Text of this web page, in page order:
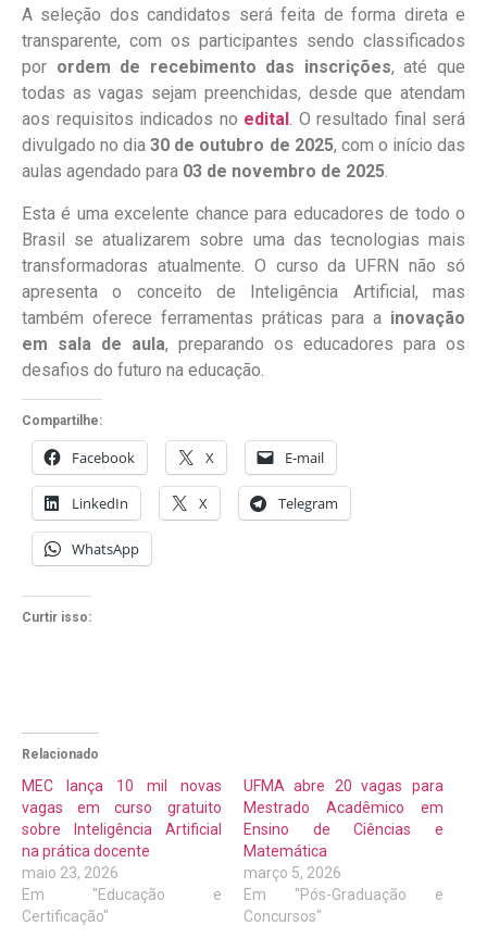
A seleção dos candidatos será feita de forma direta e
transparente, com os participantes sendo classificados
por ordem de recebimento das inscrições, até que
todas as vagas sejam preenchidas, desde que atendam
aos requisitos indicados no edital . O resultado final será
divulgado no dia30 de outubro de 2025, com o início das
aulas agendado para 03 de novembro de 2025.
Esta é uma excelente chance para educadores de todo o
Brasil se atualizarem sobre uma das tecnologias mais
transformadoras atualmente. O curso da UFRN não só
apresenta o conceito de Inteligência Artificial, mas
também oferece ferramentas práticas para a inovação
em sala de aula, preparando os educadores para os
desafios do futuro na educação.
Compartilhe:
Facebook X E-mail
LinkedIn X Telegram
WhatsApp
Curtir isso:
Relacionado
MEC lança 10 mil novas
vagas em curso gratuito
sobre Inteligência Artificial
na prática docente
maio 23, 2026
Em "Educação e
Certificação"
UFMA abre 20 vagas para
Mestrado Acadêmico em
Ensino de Ciências e
Matemática
março 5, 2026
Em "Pós-Graduação e
Concursos"